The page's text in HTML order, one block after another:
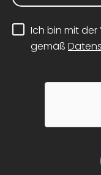
Ich bin mit
gemäß